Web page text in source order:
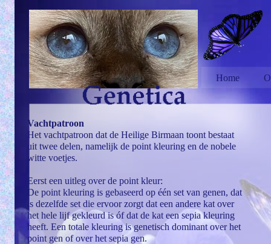
Home
Vachtpatroon
Het vachtpatroon dat de Heilige Birmaan toont bestaat
uit twee delen, namelijk de point kleuring en de nobele
witte voetjes.
Eerst een uitleg over de point kleur:
De point kleuring is gebaseerd op één set van genen, dat
is dezelfde set die ervoor zorgt dat een andere kat over
het hele lijf gekleurd is óf dat de kat een sepia kleuring
heeft. Een totale kleuring is genetisch dominant over het
point gen of over het sepia gen.